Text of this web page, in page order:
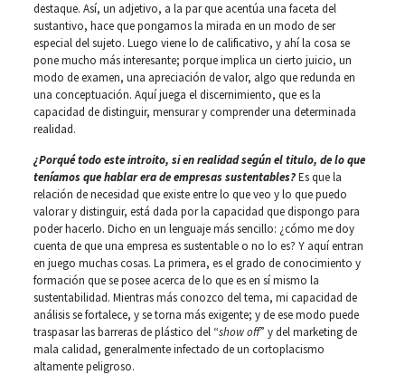
destaque. Así, un adjetivo, a la par que acentúa una faceta del
sustantivo, hace que pongamos la mirada en un modo de ser
especial del sujeto. Luego viene lo de calificativo, y ahí la cosa se
pone mucho más interesante; porque implica un cierto juicio, un
modo de examen, una apreciación de valor, algo que redunda en
una conceptuación. Aquí juega el discernimiento, que es la
capacidad de distinguir, mensurar y comprender una determinada
realidad.
¿Porqué todo este introito, si en realidad según el titulo, de lo que
teníamos que hablar era de empresas sustentables?Es que la
relación de necesidad que existe entre lo que veo y lo que puedo
valorar y distinguir, está dada por la capacidad que dispongo para
poder hacerlo. Dicho en un lenguaje más sencillo: ¿cómo me doy
cuenta de que una empresa es sustentable o no lo es? Y aquí entran
en juego muchas cosas. La primera, es el grado de conocimiento y
formación que se posee acerca de lo que es en sí mismo la
sustentabilidad. Mientras más conozco del tema, mi capacidad de
análisis se fortalece, y se torna más exigente; y de ese modo puede
traspasar las barreras de plástico del “show off” y del marketing de
mala calidad, generalmente infectado de un cortoplacismo
altamente peligroso.